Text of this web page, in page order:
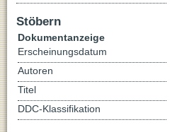
Stöbern
Dokumentanzeige
Erscheinungsdatum
Autoren
Titel
DDC-Klassifikation